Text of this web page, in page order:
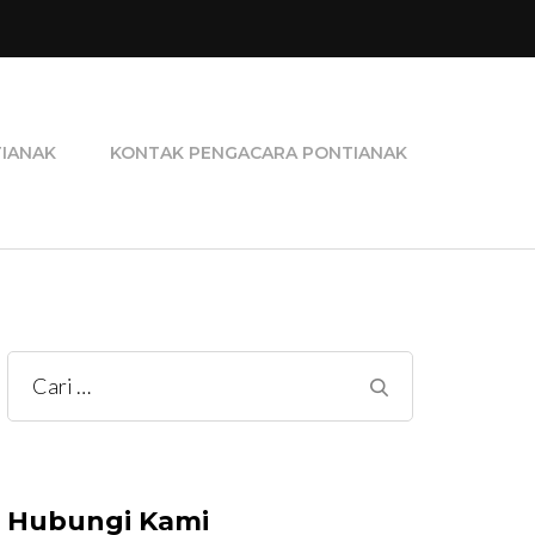
KONTAK PENGACARA PONTIANAK
Cari
untuk:
Hubungi Kami